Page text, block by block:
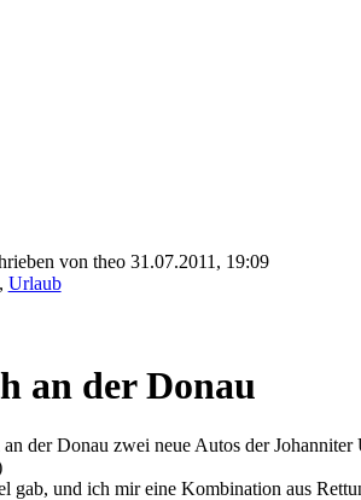
von theo 31.07.2011, 19:09
, Urlaub
an der Donau
der Donau zwei neue Autos der
gab, und ich mir eine Kombination aus